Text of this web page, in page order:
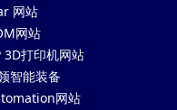
网站
网站
3D打印机网站
智能装备
网站